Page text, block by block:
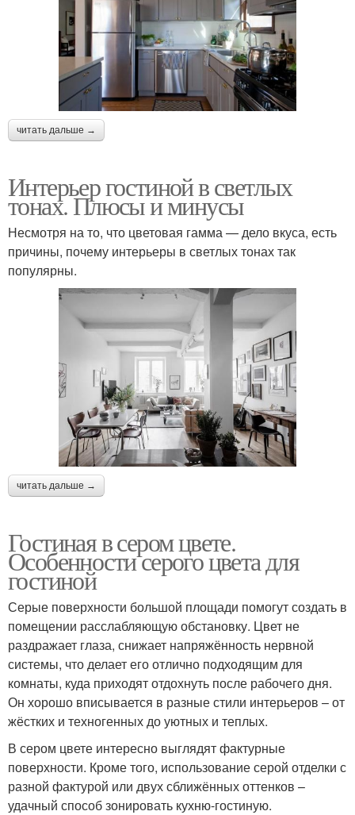
читать дальше →
Интерьер гостиной в светлых
тонах. Плюсы и минусы
Несмотря на то, что цветовая гамма — дело вкуса, есть
причины, почему интерьеры в светлых тонах так
популярны.
читать дальше →
Гостиная в сером цвете.
Особенности серого цвета для
гостиной
Серые поверхности большой площади помогут создать в
помещении расслабляющую обстановку. Цвет не
раздражает глаза, снижает напряжённость нервной
системы, что делает его отлично подходящим для
комнаты, куда приходят отдохнуть после рабочего дня.
Он хорошо вписывается в разные стили интерьеров – от
жёстких и техногенных до уютных и теплых.
В сером цвете интересно выглядят фактурные
поверхности. Кроме того, использование серой отделки с
разной фактурой или двух сближённых оттенков –
удачный способ зонировать кухню-гостиную.